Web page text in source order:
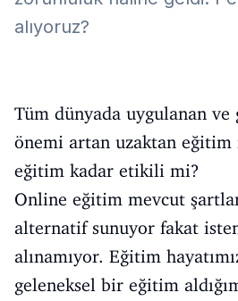
alıyoruz?
Tüm dünyada uygulanan ve
önemi artan uzaktan eğitim
eğitim kadar etikili mi?
Online eğitim mevcut
alternatif sunuyor fakat
alınamıyor. Eğitim
geleneksel bir eğitim